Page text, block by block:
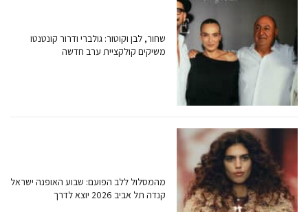
שחור, לבן וקוטור: גולברי ודרור קונטנטו
משיקים קולקציית ערב חדשה
מהמסלול ללב הפועם: שבוע האופנה ישראל
קנדה תל אביב 2026 יוצא לדרך